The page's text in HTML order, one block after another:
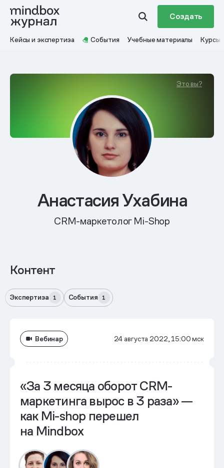
Создать
Кейсы и экспертиза События Учебные материалы Курсы
Это вы?
Анастасия Ухабина
CRM-маркетолог Mi-Shop
Контент
Экспертиза 1 События 1
Вебинар 24 августа 2022, 15:00 мск
«За 3 месяца оборот CRM-
маркетинга вырос в 3 раза» —
как Mi-shop перешел
на Mindbox